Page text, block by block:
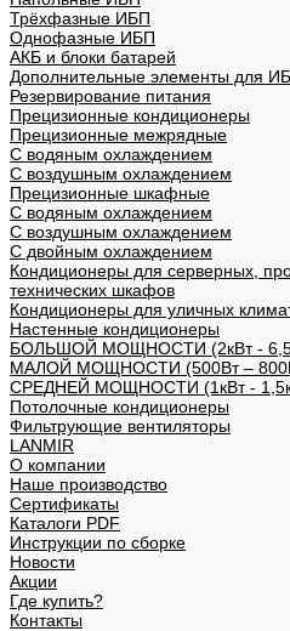
Трёхфазные ИБП
Однофазные ИБП
АКБ и блоки батарей
Дополнительные элементы для
Резервирование питания
Прецизионные кондиционеры
Прецизионные межрядные
С водяным охлаждением
С воздушным охлаждением
Прецизионные шкафные
С водяным охлаждением
С воздушным охлаждением
С двойным охлаждением
Кондиционеры для серверных,
технических шкафов
Кондиционеры для уличных
Настенные кондиционеры
БОЛЬШОЙ МОЩНОСТИ (2кВт -
МАЛОЙ МОЩНОСТИ (500Вт –
СРЕДНЕЙ МОЩНОСТИ (1кВт -
Потолочные кондиционеры
Фильтрующие вентиляторы
LANMIR
О компании
Наше производство
Сертификаты
Каталоги PDF
Инструкции по сборке
Новости
Акции
Где купить?
Контакты